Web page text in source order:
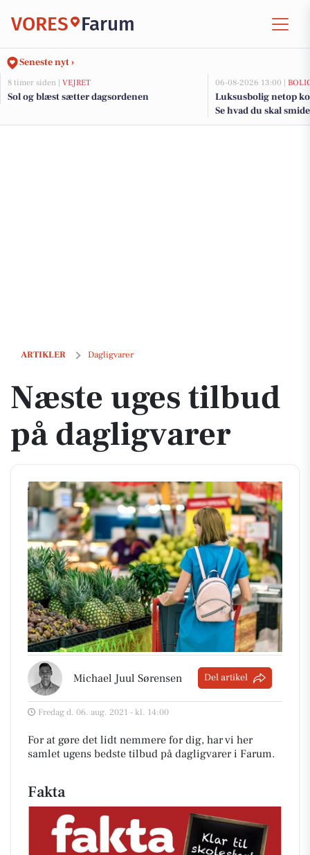
VORES Farum
Seneste nyt ›
8 timer siden | VEJRET
Sol og blæst sætter dagsordenen
06-08-2026 13:00 |
Luksusbolig netop
Se hvad du skal
adresser her
ARTIKLER Dagligvarer
Næste uges tilbud på dagligvarer
Næste uges tilbud
på dagligvarer
Michael Juul Sørensen Del artikel
Fredag d. 06. aug. 2021 - kl. 14:00
For at gøre det lidt nemmere for dig, har vi her
samlet ugens bedste tilbud på dagligvarer i Farum.
Fakta